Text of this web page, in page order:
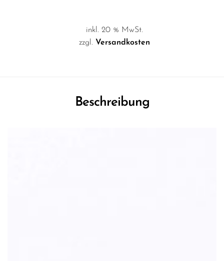
inkl. 20 % MwSt.
zzgl. Versandkosten
Beschreibung